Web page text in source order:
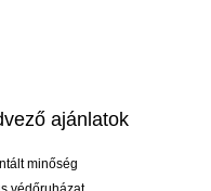
ajánlatok
minőség